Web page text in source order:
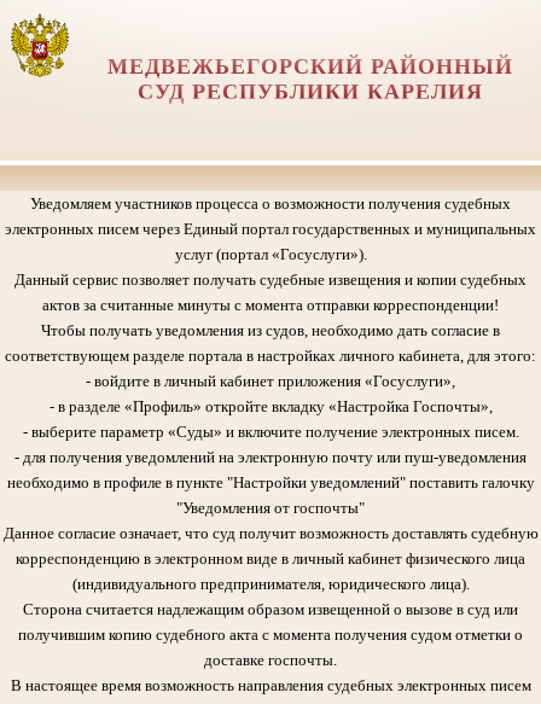
МЕДВЕЖЬЕГОРСКИЙ РАЙОННЫЙ
СУД РЕСПУБЛИКИ КАРЕЛИЯ
Уведомляем участников процесса о возможности получения судебных
электронных писем через Единый портал государственных и муниципальных
услуг (портал «Госуслуги»).
Данный сервис позволяет получать судебные извещения и копии судебных
актов за считанные минуты с момента отправки корреспонденции!
Чтобы получать уведомления из судов, необходимо дать согласие в
соответствующем разделе портала в настройках личного кабинета, для этого:
- войдите в личный кабинет приложения «Госуслуги»,
- в разделе «Профиль» откройте вкладку «Настройка Госпочты»,
- выберите параметр «Суды» и включите получение электронных писем.
- для получения уведомлений на электронную почту или пуш-уведомления
необходимо в профиле в пункте "Настройки уведомлений" поставить галочку
"Уведомления от госпочты"
Данное согласие означает, что суд получит возможность доставлять судебную
корреспонденцию в электронном виде в личный кабинет физического лица
(индивидуального предпринимателя, юридического лица).
Сторона считается надлежащим образом извещенной о вызове в суд или
получившим копию судебного акта с момента получения судом отметки о
доставке госпочты.
В настоящее время возможность направления судебных электронных писем